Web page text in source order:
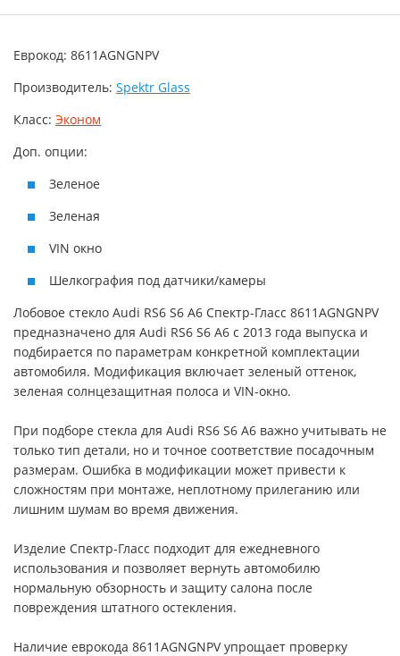
Еврокод: 8611AGNGNPV
Производитель: Spektr Glass
Класс: Эконом
Доп. опции:
Зеленое
Зеленая
VIN окно
Шелкография под датчики/камеры
Лобовое стекло Audi RS6 S6 A6 Спектр-Гласс 8611AGNGNPV
предназначено для Audi RS6 S6 A6 с 2013 года выпуска и
подбирается по параметрам конкретной комплектации
автомобиля. Модификация включает зеленый оттенок,
зеленая солнцезащитная полоса и VIN-окно.
При подборе стекла для Audi RS6 S6 A6 важно учитывать не
только тип детали, но и точное соответствие посадочным
размерам. Ошибка в модификации может привести к
сложностям при монтаже, неплотному прилеганию или
лишним шумам во время движения.
Изделие Спектр-Гласс подходит для ежедневного
использования и позволяет вернуть автомобилю
нормальную обзорность и защиту салона после
повреждения штатного остекления.
Наличие еврокода 8611AGNGNPV упрощает проверку